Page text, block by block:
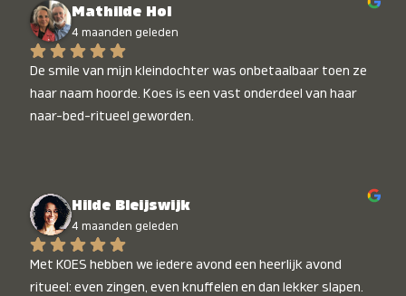
Mathilde Hol
4 maanden geleden
De smile van mijn kleindochter was onbetaalbaar toen ze
haar naam hoorde. Koes is een vast onderdeel van haar
naar-bed-ritueel geworden.
Hilde Bleijswijk
4 maanden geleden
Met KOES hebben we iedere avond een heerlijk avond
ritueel: even zingen, even knuffelen en dan lekker slapen.